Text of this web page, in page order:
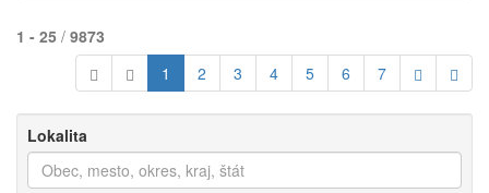
1 - 25 / 9873
1
2 3 4 5 6 7
Lokalita